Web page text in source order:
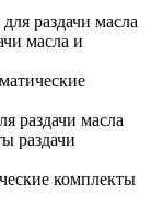
раздачи масла
масла и
раздачи масла
раздачи
комплекты